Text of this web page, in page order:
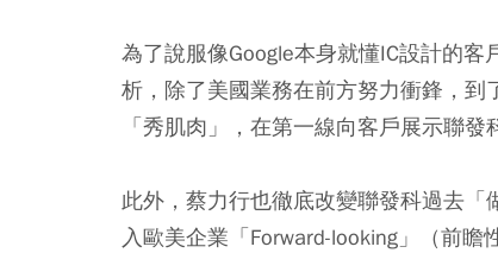
為了說服像Google本身就懂IC設計的
析，除了美國業務在前方努力衝鋒，
「秀肌肉」，在第一線向客戶展示聯
此外，蔡力行也徹底改變聯發科過去
入歐美企業「Forward-looking」（前